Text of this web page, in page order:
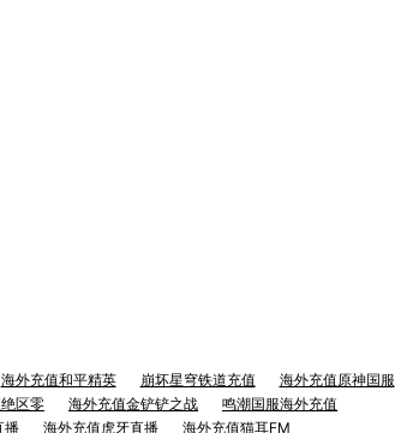
海外充值和平精英 崩坏星穹铁道充值
海外充值原神国服
区零 海外充值金铲铲之战
鸣潮国服海外充值
播 海外充值虎牙直播 海外充值猫耳FM